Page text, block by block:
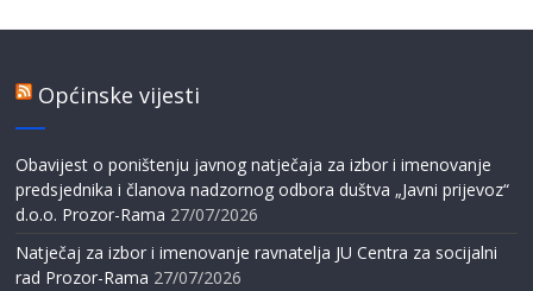
Općinske vijesti
Obavijest o poništenju javnog natječaja za izbor i imenovanje
predsjednika i članova nadzornog odbora duštva „Javni prijevoz“
d.o.o. Prozor-Rama 27/07/2026
Natječaj za izbor i imenovanje ravnatelja JU Centra za socijalni
rad Prozor-Rama 27/07/2026